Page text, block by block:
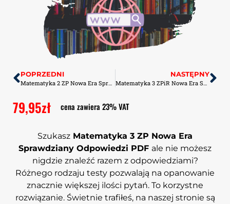
POPRZEDNI
Matematyka 2 ZP Nowa Era Sprawdziany Odpowiedzi PDF
NASTĘPNY
Matematyka 3 ZPiR Nowa Era Sprawdziany Odpowiedzi PDF
79,95zł cena zawiera 23% VAT
Szukasz Matematyka 3 ZP Nowa Era
Sprawdziany Odpowiedzi PDF ale nie możesz
nigdzie znaleźć razem z odpowiedziami?
Różnego rodzaju testy pozwalają na opanowanie
znacznie większej ilości pytań. To korzystne
rozwiązanie. Świetnie trafiłeś, na naszej stronie są